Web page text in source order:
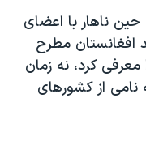
ناهار با اعضای
افغانستان مطرح
کرد، نه زمان
از کشورهای